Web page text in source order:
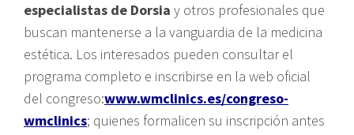
especialistas de Dorsia y otros profesionales que
buscan mantenerse a la vanguardia de la medicina
estética. Los interesados pueden consultar el
programa completo e inscribirse en la web oficial
del congreso:www.wmclinics.es/congreso-
wmclinics; quienes formalicen su inscripción antes